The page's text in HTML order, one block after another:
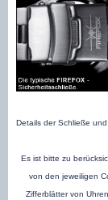
Details der Schließe
Es ist bitte zu
von den jeweiligen
Zifferblätter von